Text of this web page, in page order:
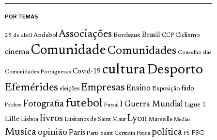
POR TEMAS
25 de abril Andebol Associações Bordeaux Brasil CCP Ciclismo
cinema Comunidade Comunidades Conselho das
Comunidades Portuguesas Covid-19 culturaDesporto
Efemérides eleições Empresas Ensino Exposição fado
Folclore Fotografia futebol Futsal I Guerra Mundial Ligue 1
Lille Lisboa livros Lusitanos de Saint Maur Lyon Marseille Medias
Musica opinião Paris Paris Saint Germain Poesia política PS PSG